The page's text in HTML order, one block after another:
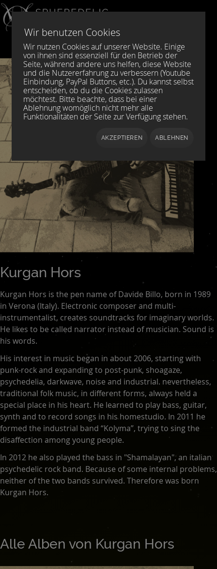
Sprache auswählen
Kurgan Hors
Kurgan Hors is the pen name of Davide Billo, born in 1989
in Verona (Italy). Electronic composer and multi-
instrumentalist, creates soundtracks for imaginary worlds.
He likes to be called narrator instead of musician. Sound is
his words.
His interest in music began in about 2006, starting with
punk-rock and expanding to post-punk, shoagaze,
psychedelia, darkwave, noise and industrial. nevertheless,
traditional folk music, in different forms, always held a
special place in his heart. He learned to play bass, guitar,
synth and to record songs in his homestudio. In 2011 he
formed the industrial band “Kolyma”, trying to sing the
disaffection among young people.
In 2012 he also played the bass in "Shamalayan", an italian
psychedelic rock band. Because of some internal problems,
neither of the two bands survived. Therefore was born
Kurgan Hors.
Alle Alben von Kurgan Hors
Wir benutzen Cookies
Wir nutzen Cookies auf unserer Website. Einige
von ihnen sind essenziell für den Betrieb der
Seite, während andere uns helfen, diese Website
und die Nutzererfahrung zu verbessern (Youtube
Einbindung, PayPal Buttons, etc.). Du kannst selbst
entscheiden, ob du die Cookies zulassen
möchtest. Bitte beachte, dass bei einer
Ablehnung womöglich nicht mehr alle
Funktionalitäten der Seite zur Verfügung stehen.
AKZEPTIEREN ABLEHNEN